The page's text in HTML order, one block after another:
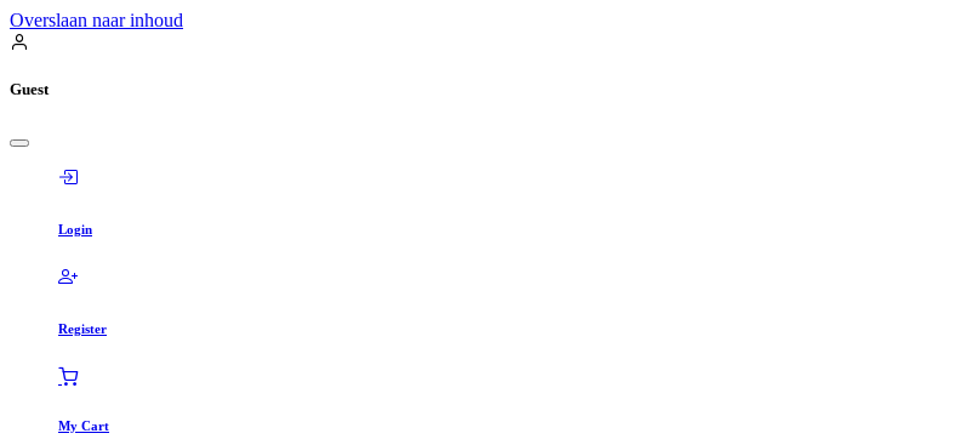
Overslaan naar inhoud
Guest
Login
Register
My Cart